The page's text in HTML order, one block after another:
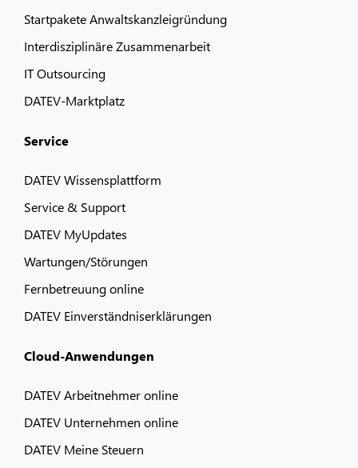
Startpakete Anwaltskanzleigründung
Interdisziplinäre Zusammenarbeit
IT Outsourcing
DATEV-Marktplatz
Service
DATEV Wissensplattform
Service & Support
DATEV MyUpdates
Wartungen/Störungen
Fernbetreuung online
DATEV Einverständniserklärungen
Cloud-Anwendungen
DATEV Arbeitnehmer online
DATEV Unternehmen online
DATEV Meine Steuern